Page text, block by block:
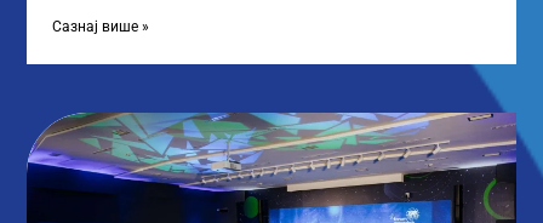
Сазнај више »